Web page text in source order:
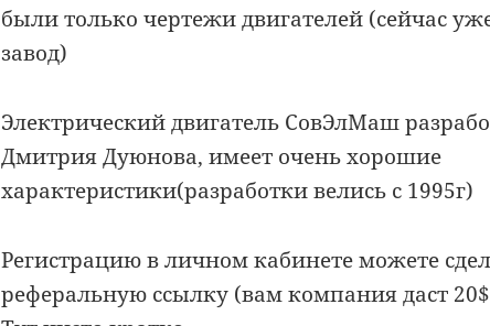
были только чертежи двигателей (сейчас
завод)
Электрический двигатель СовЭлМаш
Дмитрия Дуюнова, имеет очень хорошие
характеристики(разработки велись с 1995г)
Регистрацию в личном кабинете можете
реферальную ссылку (вам компания даст